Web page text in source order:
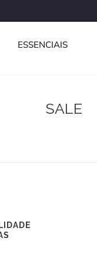
CATEGORIAS
ESSENCIAIS
SALE